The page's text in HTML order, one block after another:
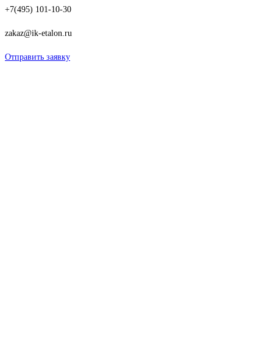
+7(495) 101-10-30
zakaz@ik-etalon.ru
Отправить заявку